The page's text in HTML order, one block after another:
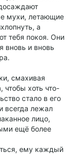
мухи, летающие
а
тебя покоя. Они
вновь и вновь
смахивая
чтобы хоть что-
стало в его
всегда лежал
лицо,
ещё более
ему каждый